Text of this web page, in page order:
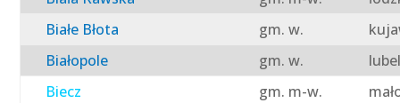
Białe Błota
gm. w.
Białopole
gm. w.
Biecz
gm. m-w.